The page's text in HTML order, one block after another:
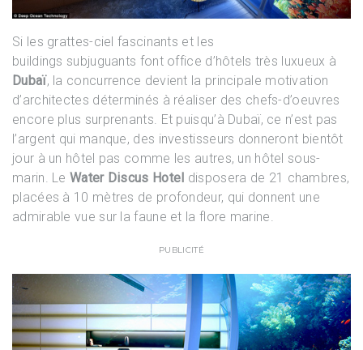
Si les grattes-ciel fascinants et les
buildings subjuguants font office d’hôtels très luxueux à
Dubaï, la concurrence devient la principale motivation
d’architectes déterminés à réaliser des chefs-d’oeuvres
encore plus surprenants. Et puisqu’à Dubaï, ce n’est pas
l’argent qui manque, des investisseurs donneront bientôt
jour à un hôtel pas comme les autres, un hôtel sous-
marin. Le Water Discus Hotel disposera de 21 chambres,
placées à 10 mètres de profondeur, qui donnent une
admirable vue sur la faune et la flore marine.
PUBLICITÉ